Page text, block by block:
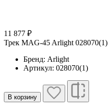
11 877 ₽
Трек MAG-45 Arlight 028070(1)
Бренд: Arlight
Артикул: 028070(1)
В корзину